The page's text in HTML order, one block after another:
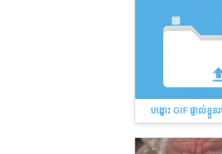
បង្ហោះ GIF ផ្ទាល់ខ្លួន